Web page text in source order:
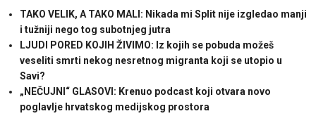
TAKO VELIK, A TAKO MALI: Nikada mi Split nije izgledao manji
i tužniji nego tog subotnjeg jutra
LJUDI PORED KOJIH ŽIVIMO: Iz kojih se pobuda možeš
veseliti smrti nekog nesretnog migranta koji se utopio u
Savi?
„NEČUJNI“ GLASOVI: Krenuo podcast koji otvara novo
poglavlje hrvatskog medijskog prostora